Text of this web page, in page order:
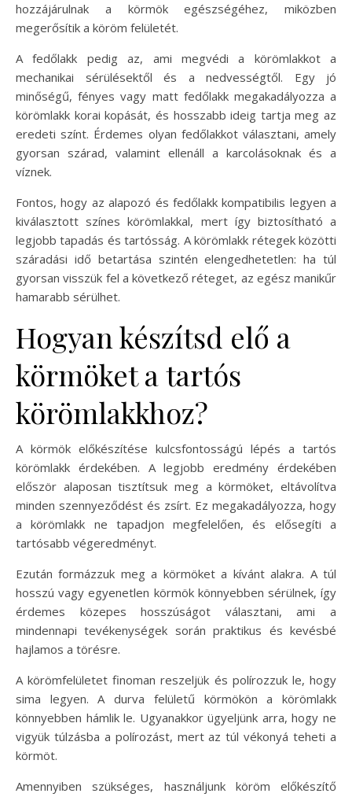
hozzájárulnak a körmök egészségéhez, miközben
megerősítik a köröm felületét.
A fedőlakk pedig az, ami megvédi a körömlakkot a
mechanikai sérülésektől és a nedvességtől. Egy jó
minőségű, fényes vagy matt fedőlakk megakadályozza a
körömlakk korai kopását, és hosszabb ideig tartja meg az
eredeti színt. Érdemes olyan fedőlakkot választani, amely
gyorsan szárad, valamint ellenáll a karcolásoknak és a
víznek.
Fontos, hogy az alapozó és fedőlakk kompatibilis legyen a
kiválasztott színes körömlakkal, mert így biztosítható a
legjobb tapadás és tartósság. A körömlakk rétegek közötti
száradási idő betartása szintén elengedhetetlen: ha túl
gyorsan visszük fel a következő réteget, az egész manikűr
hamarabb sérülhet.
Hogyan készítsd elő a
körmöket a tartós
körömlakkhoz?
A körmök előkészítése kulcsfontosságú lépés a tartós
körömlakk érdekében. A legjobb eredmény érdekében
először alaposan tisztítsuk meg a körmöket, eltávolítva
minden szennyeződést és zsírt. Ez megakadályozza, hogy
a körömlakk ne tapadjon megfelelően, és elősegíti a
tartósabb végeredményt.
Ezután formázzuk meg a körmöket a kívánt alakra. A túl
hosszú vagy egyenetlen körmök könnyebben sérülnek, így
érdemes közepes hosszúságot választani, ami a
mindennapi tevékenységek során praktikus és kevésbé
hajlamos a törésre.
A körömfelületet finoman reszeljük és polírozzuk le, hogy
sima legyen. A durva felületű körmökön a körömlakk
könnyebben hámlik le. Ugyanakkor ügyeljünk arra, hogy ne
vigyük túlzásba a polírozást, mert az túl vékonyá teheti a
körmöt.
Amennyiben szükséges, használjunk köröm előkészítő